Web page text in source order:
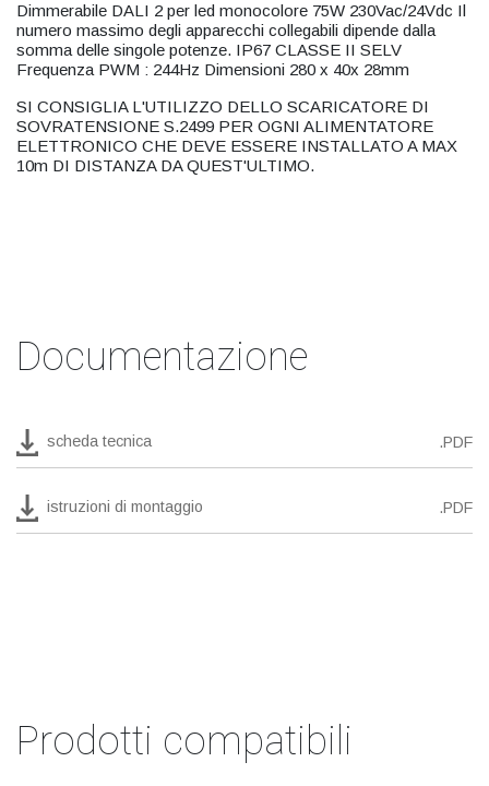
Dimmerabile DALI 2 per led monocolore 75W 230Vac/24Vdc Il
numero massimo degli apparecchi collegabili dipende dalla
somma delle singole potenze. IP67 CLASSE II SELV
Frequenza PWM : 244Hz Dimensioni 280 x 40x 28mm
SI CONSIGLIA L'UTILIZZO DELLO SCARICATORE DI
SOVRATENSIONE S.2499 PER OGNI ALIMENTATORE
ELETTRONICO CHE DEVE ESSERE INSTALLATO A MAX
10m DI DISTANZA DA QUEST'ULTIMO.
Documentazione
scheda tecnica .PDF
istruzioni di montaggio .PDF
Prodotti compatibili